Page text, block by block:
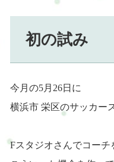
初の試み
今月の5月26日に
横浜市 栄区のサッカー
Fスタジオさんでコーチ